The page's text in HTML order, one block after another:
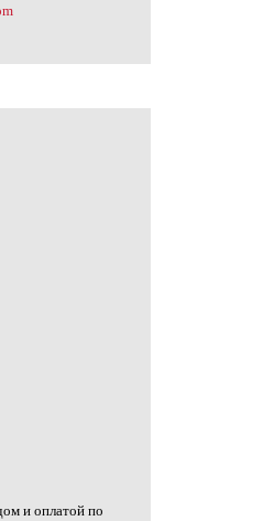
и оплатой по